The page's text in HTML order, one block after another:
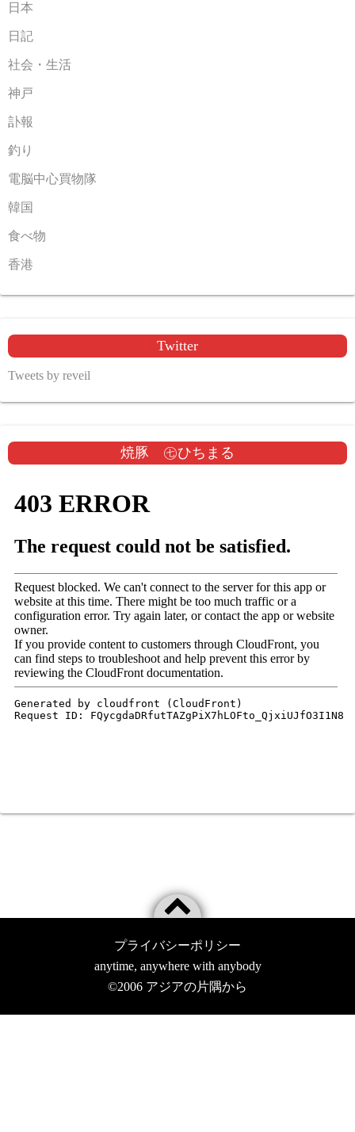
日本
日記
社会・生活
神戸
訃報
釣り
電脳中心買物隊
韓国
食べ物
香港
Twitter
Tweets by reveil
焼豚 ㊆ひちまる
プライバシーポリシー
anytime, anywhere with anybody
©2006 アジアの片隅から